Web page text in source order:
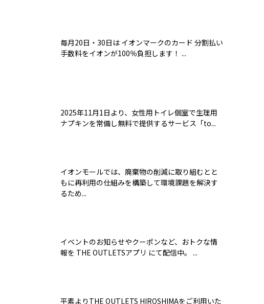
毎月20日・30日は イオンマークのカード 分割払い
手数料をイオンが100％負担します！ ...
2025年11月1日より、女性用トイレ個室で生理用
ナプキンを常備し無料で提供するサービス「to...
イオンモールでは、廃棄物の削減に取り組むとと
もに再利用の仕組みを構築して環境課題を解決す
るため...
イベントのお知らせやクーポンなど、おトクな情
報を THE OUTLETSアプリ にて配信中。 ...
平素よりTHE OUTLETS HIROSHIMAをご利用いた